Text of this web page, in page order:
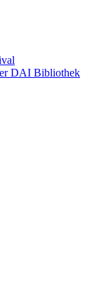
DAI Bibliothek